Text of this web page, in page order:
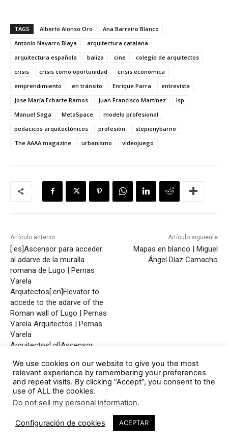
TAGS Alberto Alonso Oro
Ana Barreiro Blanco
Antonio Navarro Blaya
arquitectura catalana
arquitectura española
baliza cine
colegio de arquitectos
crisis
crisis como oportunidad
crisis económica
emprendimiento
en tránsito Enrique Parra
entrevista
Jose María Echarte Ramos
Juan Francisco Martínez
lsp
Manuel Saga
MetaSpace
modelo profesional
pedacicos arquitectónicos
profesión
stepienybarno
The AAAA magazine
urbanismo videojuego
Artículo anterior
[:es]Ascensor para acceder
al adarve de la muralla
romana de Lugo | Pernas
Varela
Arquitectos[:en]Elevator to
accede to the adarve of the
Roman wall of Lugo | Pernas
Varela Arquitectos | Pernas
Varela
Arquitectos[:gl]Ascensor
muralla romana de Lugo |
Pernas Varela Arquitectos[:]
Artículo siguiente
Mapas en blanco | Miguel
Ángel Díaz Camacho
We use cookies on our website to give you the most
relevant experience by remembering your preferences
and repeat visits. By clicking “Accept”, you consent to the
use of ALL the cookies.
Do not sell my personal information.
Configuración de cookies ACEPTAR